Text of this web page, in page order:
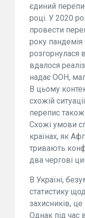
єдиний
році. У 2020
провести
року
розгорнулася
вдалося
надає ООН,
В цьому
схожій
перепис
Схожі умови
країнах, як
тривають
два чергові
В Україні,
статистику
захисників,
Однак під час